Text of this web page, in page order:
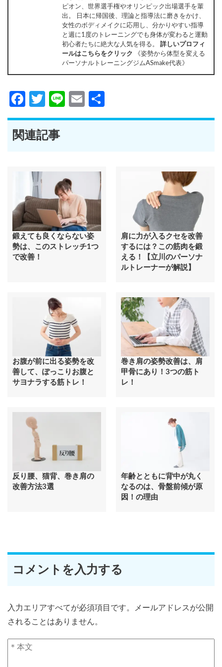
ピオン、世界選手権やオリンピック出場選手を輩
出。 日本に帰国後、理論と指導法に磨きをかけ、
女性のボディメイクに応用し、分かりやすい指導
と週に1度のトレーニングでも身体が変わると運動
初心者たちに絶大な人気を得る。 詳しいプロフィ
ールはこちらをクリック 《姿勢から体型を変える
パーソナルトレーニングジムASmake代表》
Facebook
Twitter
LineEmail
有
関連記事
鍛えても良くならない姿
勢は、このストレッチ1つ
で改善！
肩に力が入るクセを改善
するには？この筋肉を鍛
える！【立川のパーソナ
ルトレーナーが解説】
お腹が前に出る姿勢を改
善して、ぽっこりお腹と
サヨナラする筋トレ！
巻き肩の姿勢改善は、肩
甲骨にあり！3つの筋ト
レ！
反り腰、猫背、巻き肩の
改善方法3選
年齢とともに背中が丸く
なるのは、骨盤前傾が原
因！の理由
コメントを入力する
入力エリアすべてが必須項目です。メールアドレスが公開
されることはありません。